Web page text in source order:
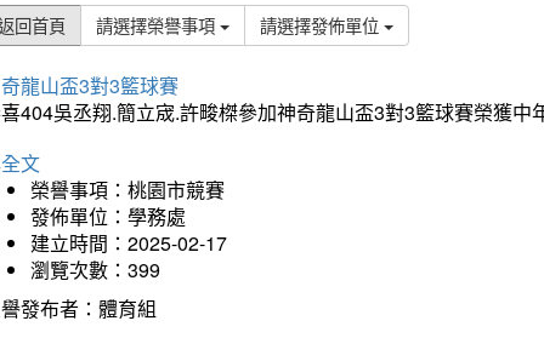
回首頁 請選擇榮譽事項 請選擇發佈單位
龍山盃3對3籃球賽
404吳丞翔.簡立宬.許畯榤參加神奇龍山盃3對3籃球賽榮獲中
文
榮譽事項：桃園市競賽
發佈單位：學務處
建立時間：2025-02-17
瀏覽次數：399
發布者：體育組